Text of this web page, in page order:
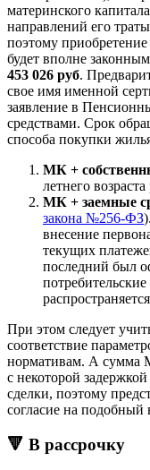
материнского
направлений его
поэтому
будет вполне
453 026 руб.
свое имя именной
заявление в
средствами. Срок
способа покупки
МК +
летнего
МК + заемные
закона №256-ФЗ
внесение
текущих
последний был
При этом следует
соответствие
нормативам. А сумма
с некоторой
сделки, поэтому
согласие на подобный
🔻 В рассрочку